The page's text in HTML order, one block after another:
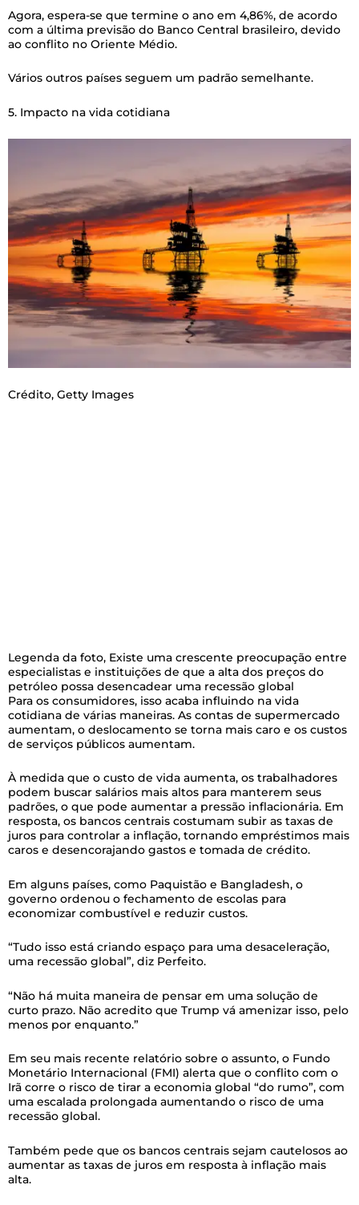
Agora, espera-se que termine o ano em 4,86%, de acordo
com a última previsão do Banco Central brasileiro, devido
ao conflito no Oriente Médio.
Vários outros países seguem um padrão semelhante.
5. Impacto na vida cotidiana
Crédito, Getty Images
Legenda da foto, Existe uma crescente preocupação entre
especialistas e instituições de que a alta dos preços do
petróleo possa desencadear uma recessão global
Para os consumidores, isso acaba influindo na vida
cotidiana de várias maneiras. As contas de supermercado
aumentam, o deslocamento se torna mais caro e os custos
de serviços públicos aumentam.
À medida que o custo de vida aumenta, os trabalhadores
podem buscar salários mais altos para manterem seus
padrões, o que pode aumentar a pressão inflacionária. Em
resposta, os bancos centrais costumam subir as taxas de
juros para controlar a inflação, tornando empréstimos mais
caros e desencorajando gastos e tomada de crédito.
Em alguns países, como Paquistão e Bangladesh, o
governo ordenou o fechamento de escolas para
economizar combustível e reduzir custos.
“Tudo isso está criando espaço para uma desaceleração,
uma recessão global”, diz Perfeito.
“Não há muita maneira de pensar em uma solução de
curto prazo. Não acredito que Trump vá amenizar isso, pelo
menos por enquanto.”
Em seu mais recente relatório sobre o assunto, o Fundo
Monetário Internacional (FMI) alerta que o conflito com o
Irã corre o risco de tirar a economia global “do rumo”, com
uma escalada prolongada aumentando o risco de uma
recessão global.
Também pede que os bancos centrais sejam cautelosos ao
aumentar as taxas de juros em resposta à inflação mais
alta.